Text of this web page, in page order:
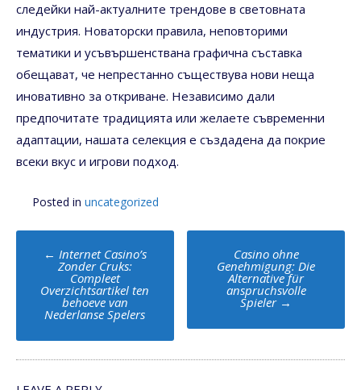
следейки най-актуалните трендове в световната
индустрия. Новаторски правила, неповторими
тематики и усъвършенствана графична съставка
обещават, че непрестанно съществува нови неща
иновативно за откриване. Независимо дали
предпочитате традицията или желаете съвременни
адаптации, нашата селекция е създадена да покрие
всеки вкус и игрови подход.
Posted in uncategorized
Post
navigation
← Internet Casino’s
Zonder Cruks:
Compleet
Overzichtsartikel ten
behoeve van
Nederlanse Spelers
Casino ohne
Genehmigung: Die
Alternative für
anspruchsvolle
Spieler →